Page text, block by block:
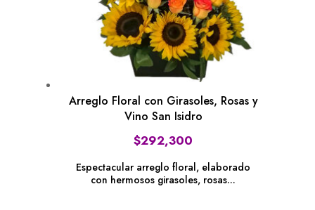
Arreglo Floral con Girasoles, Rosas y
Vino San Isidro
$292,300
Espectacular arreglo floral, elaborado
con hermosos girasoles, rosas...